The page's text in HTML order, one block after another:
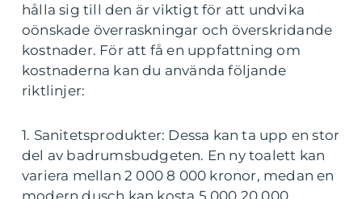
hålla sig till den är viktigt för att undvika
oönskade överraskningar och överskridande
kostnader. För att få en uppfattning om
kostnaderna kan du använda följande
riktlinjer:
1. Sanitetsprodukter: Dessa kan ta upp en stor
del av badrumsbudgeten. En ny toalett kan
variera mellan 2 000 8 000 kronor, medan en